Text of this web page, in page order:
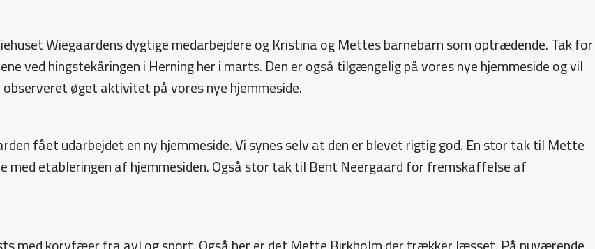
Wiegaardens dygtige medarbejdere og Kristina og Mettes barnebarn som optrædende. Tak for
ved hingstekåringen i Herning her i marts. Den er også tilgængelig på vores nye hjemmeside og vil
øget aktivitet på vores nye hjemmeside.
fået udarbejdet en ny hjemmeside. Vi synes selv at den er blevet rigtig god. En stor tak til Mette
etableringen af hjemmesiden. Også stor tak til Bent Neergaard for fremskaffelse af